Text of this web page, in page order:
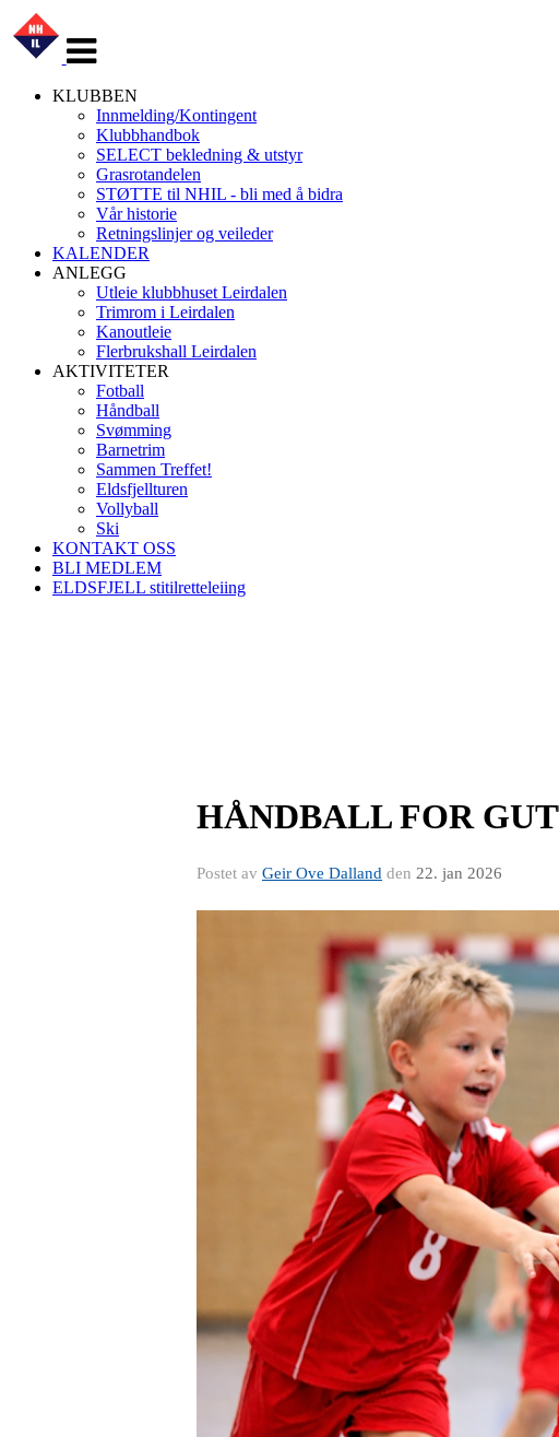
navigasjon
KLUBBEN
Innmelding/Kontingent
Klubbhandbok
SELECT bekledning & utstyr
Grasrotandelen
STØTTE til NHIL - bli med å bidra
Vår historie
Retningslinjer og veileder
KALENDER
ANLEGG
Utleie klubbhuset Leirdalen
Trimrom i Leirdalen
Kanoutleie
Flerbrukshall Leirdalen
AKTIVITETER
Fotball
Håndball
Svømming
Barnetrim
Sammen Treffet!
Eldsfjellturen
Vollyball
Ski
KONTAKT OSS
BLI MEDLEM
ELDSFJELL stitilretteleiing
HÅNDBALL FOR
Postet av Geir Ove Dalland den 22. jan 2026